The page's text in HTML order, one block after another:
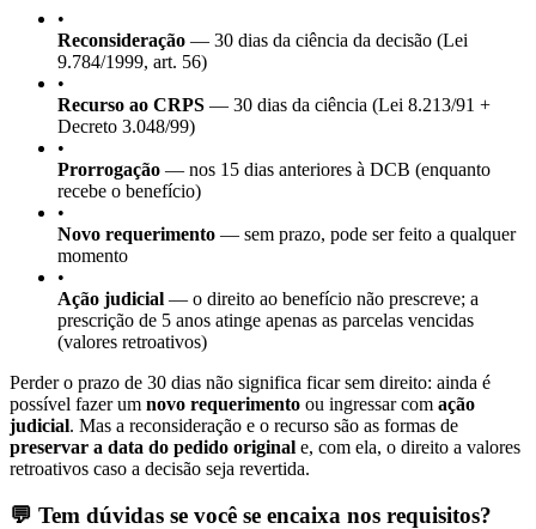
•
Reconsideração — 30 dias da ciência da decisão (Lei
9.784/1999, art. 56)
•
Recurso ao CRPS — 30 dias da ciência (Lei 8.213/91 +
Decreto 3.048/99)
•
Prorrogação — nos 15 dias anteriores à DCB (enquanto
recebe o benefício)
•
Novo requerimento — sem prazo, pode ser feito a qualquer
momento
•
Ação judicial — o direito ao benefício não prescreve; a
prescrição de 5 anos atinge apenas as parcelas vencidas
(valores retroativos)
Perder o prazo de 30 dias não significa ficar sem direito: ainda é
possível fazer um novo requerimento ou ingressar com ação
judicial. Mas a reconsideração e o recurso são as formas de
preservar a data do pedido original e, com ela, o direito a valores
retroativos caso a decisão seja revertida.
💬 Tem dúvidas se você se encaixa nos requisitos?